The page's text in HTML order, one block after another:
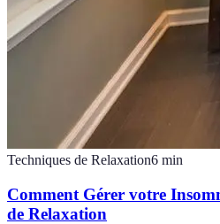
Techniques de Relaxation6 min
Comment Gérer votre
de Relaxation